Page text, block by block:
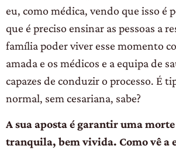
eu, como médica, vendo que isso é
que é preciso ensinar as pessoas a
família poder viver esse momento
amada e os médicos e a equipa de
capazes de conduzir o processo. É
normal, sem cesariana, sabe?
A sua aposta é garantir uma
tranquila, bem vivida. Como vê a